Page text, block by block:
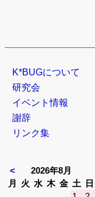
ナ
ビ
ゲ
ー
シ
を
K*BUGについて
研究会
イベント情報
謝辞
リンク集
<
2026年8月
月
曜
火 曜
水 曜
木曜金曜土 曜日